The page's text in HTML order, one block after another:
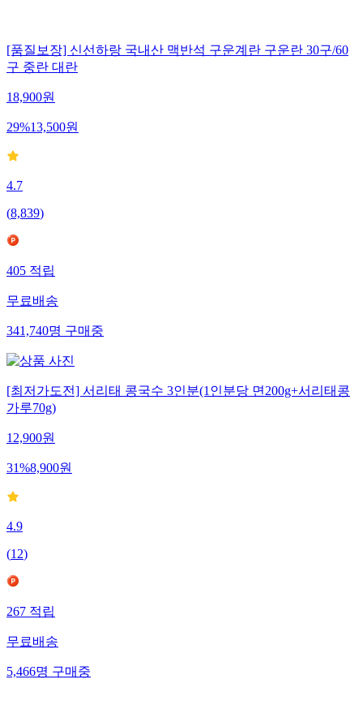
[품질보장] 신선하랑 국내산 맥반석 구운계란 구운란 30구/60
구 중란 대란
18,900원
29%13,500원
4.7
(8,839)
405 적립
무료배송
341,740명 구매중
[최저가도전] 서리태 콩국수 3인분(1인분당 면200g+서리태콩
가루70g)
12,900원
31%8,900원
4.9
(12)
267 적립
무료배송
5,466명 구매중